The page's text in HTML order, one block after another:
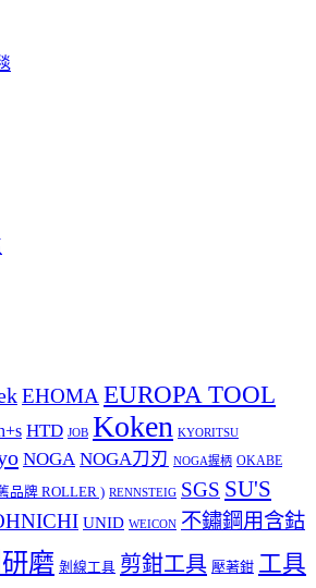
EHOMAEUROPA TOOL
HTD JOB Koken KYORITSU
NOGA NOGA刀刃 NOGA握柄 OKABE
品牌 ROLLER ) RENNSTEIG SGS SU'S
UNID WEICON 不鏽鋼用含鈷
磨 剝線工具 剪鉗工具 壓著鉗 工具